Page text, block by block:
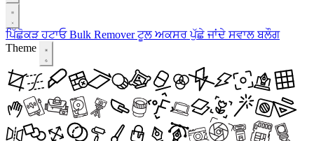
ਪਿੱਛੋਕੜ ਹਟਾਓBulk Removerਟੂਲ ਅਕਸਰ ਪੁੱਛੇ ਜਾਂਦੇ ਸਵਾਲਬਲੌਗ
Theme